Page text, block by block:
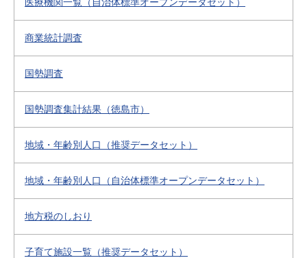
商業統計調査
国勢調査
国勢調査集計結果（徳島市）
地域・年齢別人口（推奨データセット）
地域・年齢別人口（自治体標準オープンデータセット）
地方税のしおり
子育て施設一覧（推奨データセット）